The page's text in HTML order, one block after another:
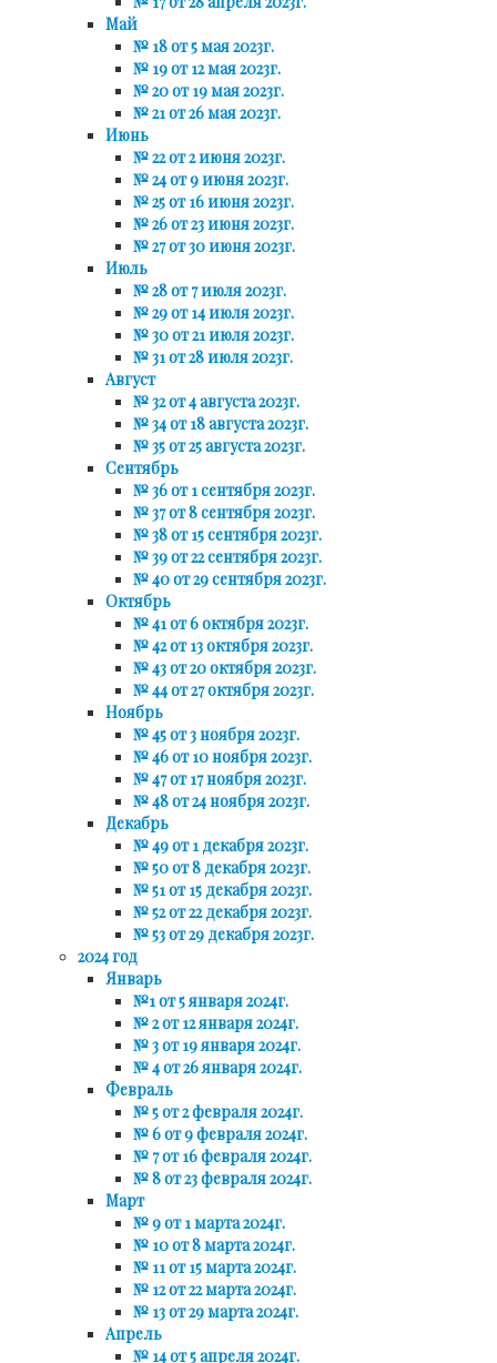
Май
№ 18 от 5 мая 2023г.
№ 19 от 12 мая 2023г.
№ 20 от 19 мая 2023г.
№ 21 от 26 мая 2023г.
Июнь
№ 22 от 2 июня 2023г.
№ 24 от 9 июня 2023г.
№ 25 от 16 июня 2023г.
№ 26 от 23 июня 2023г.
№ 27 от 30 июня 2023г.
Июль
№ 28 от 7 июля 2023г.
№ 29 от 14 июля 2023г.
№ 30 от 21 июля 2023г.
№ 31 от 28 июля 2023г.
Август
№ 32 от 4 августа 2023г.
№ 34 от 18 августа 2023г.
№ 35 от 25 августа 2023г.
Сентябрь
№ 36 от 1 сентября 2023г.
№ 37 от 8 сентября 2023г.
№ 38 от 15 сентября 2023г.
№ 39 от 22 сентября 2023г.
№ 40 от 29 сентября 2023г.
Октябрь
№ 41 от 6 октября 2023г.
№ 42 от 13 октября 2023г.
№ 43 от 20 октября 2023г.
№ 44 от 27 октября 2023г.
Ноябрь
№ 45 от 3 ноября 2023г.
№ 46 от 10 ноября 2023г.
№ 47 от 17 ноября 2023г.
№ 48 от 24 ноября 2023г.
Декабрь
№ 49 от 1 декабря 2023г.
№ 50 от 8 декабря 2023г.
№ 51 от 15 декабря 2023г.
№ 52 от 22 декабря 2023г.
№ 53 от 29 декабря 2023г.
2024 год
Январь
№1 от 5 января 2024г.
№ 2 от 12 января 2024г.
№ 3 от 19 января 2024г.
№ 4 от 26 января 2024г.
Февраль
№ 5 от 2 февраля 2024г.
№ 6 от 9 февраля 2024г.
№ 7 от 16 февраля 2024г.
№ 8 от 23 февраля 2024г.
Март
№ 9 от 1 марта 2024г.
№ 10 от 8 марта 2024г.
№ 11 от 15 марта 2024г.
№ 12 от 22 марта 2024г.
№ 13 от 29 марта 2024г.
Апрель
№ 14 от 5 апреля 2024г.